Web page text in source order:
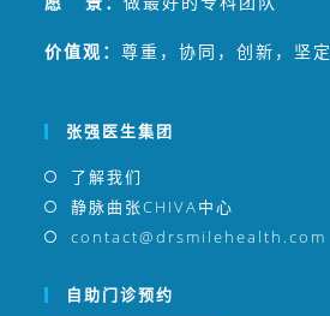
价值观：尊重，协同，创新，坚定
张强医生集团
了解我们
静脉曲张CHIVA中心
contact@drsmilehealth.com
自助门诊预约